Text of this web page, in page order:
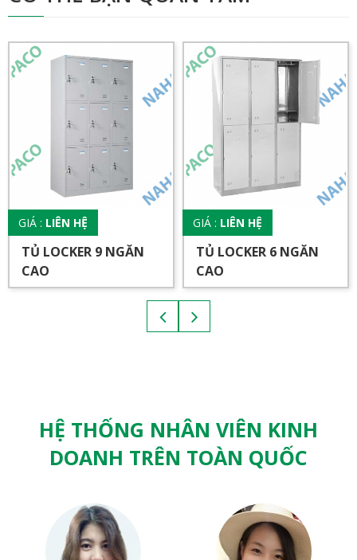
GIÁ : LIÊN HỆ
TỦ LOCKER 9 NGĂN
CAO
GIÁ : LIÊN HỆ
TỦ LOCKER 6 NGĂN
CAO
HỆ THỐNG NHÂN VIÊN KINH
DOANH TRÊN TOÀN QUỐC